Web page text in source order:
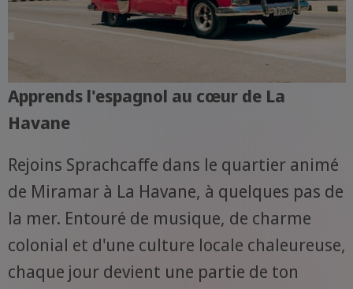
Apprends l'espagnol au cœur de La
Havane
Rejoins Sprachcaffe dans le quartier animé
de Miramar à La Havane, à quelques pas de
la mer. Entouré de musique, de charme
colonial et d'une culture locale chaleureuse,
chaque jour devient une partie de ton